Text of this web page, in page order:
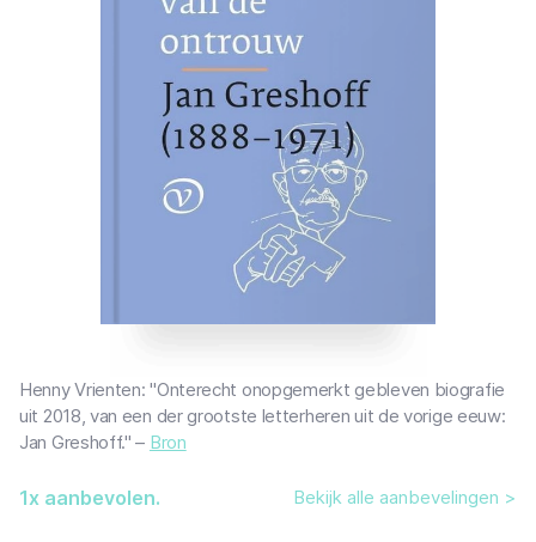
Henny Vrienten: "Onterecht onopgemerkt gebleven biografie
uit 2018, van een der grootste letterheren uit de vorige eeuw:
Jan Greshoff." – Bron
1x aanbevolen. Bekijk alle aanbevelingen >